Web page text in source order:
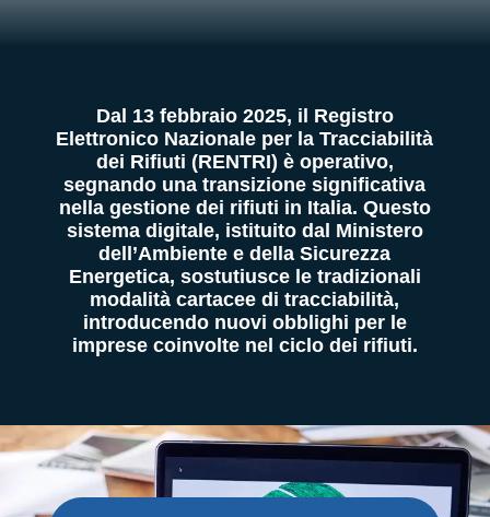
Dal 13 febbraio 2025, il Registro
Elettronico Nazionale per la Tracciabilità
dei Rifiuti (RENTRI) è operativo,
segnando una transizione significativa
nella gestione dei rifiuti in Italia. Questo
sistema digitale, istituito dal Ministero
dell’Ambiente e della Sicurezza
Energetica, sostutiusce le tradizionali
modalità cartacee di tracciabilità,
introducendo nuovi obblighi per le
imprese coinvolte nel ciclo dei rifiuti.